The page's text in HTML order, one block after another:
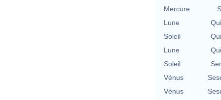
Mercure
Lune
Soleil
Lune
Soleil
Vénus
Vénus